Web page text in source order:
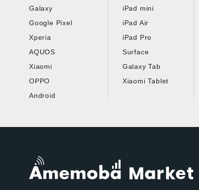
Galaxy
Google Pixel
Xperia
AQUOS
Xiaomi
OPPO
Android
iPad mini
iPad Air
iPad Pro
Surface
Galaxy Tab
Xiaomi Tablet